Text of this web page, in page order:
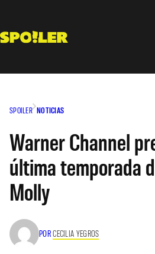
contenido
SPOILER NOTICIAS
Warner Channel
última temporada
Molly
PORCECILIA YEGROS